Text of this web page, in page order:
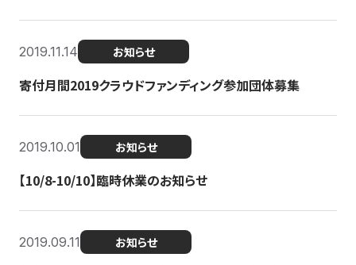
2019.11.14 お知らせ
寄付月間2019クラウドファンディング参加団体募集
2019.10.01 お知らせ
【10/8-10/10】臨時休業のお知らせ
2019.09.11 お知らせ